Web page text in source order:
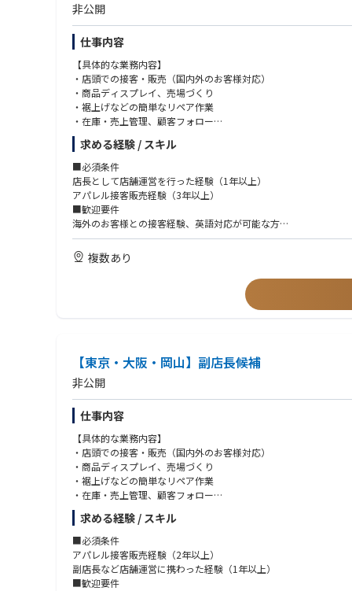
非公開
仕事内容
【具体的な業務内容】
・店頭での接客・販売（国内外のお客様対応）
・商品ディスプレイ、売場づくり
・裾上げなどの簡単なリペア作業
・在庫・売上管理、顧客フォロー
・スタッフの育成・マネジメント
・店舗運営（数値管理・会議出席など）
求める経験 / スキル
■必須条件
店長として店舗運営を行った経験（1年以上）
アパレル接客販売経験（3年以上）
■歓迎要件
海外のお客様との接客経験、英語対応が可能な方
自発的に行動できる方、成長意欲のある方
複数あり
【東京・大阪・岡山】副店長候補
非公開
仕事内容
【具体的な業務内容】
・店頭での接客・販売（国内外のお客様対応）
・商品ディスプレイ、売場づくり
・裾上げなどの簡単なリペア作業
・在庫・売上管理、顧客フォロー
・スタッフの育成・マネジメント
・店舗運営（数値管理・会議出席など）
求める経験 / スキル
■必須条件
アパレル接客販売経験（2年以上）
副店長など店舗運営に携わった経験（1年以上）
■歓迎要件